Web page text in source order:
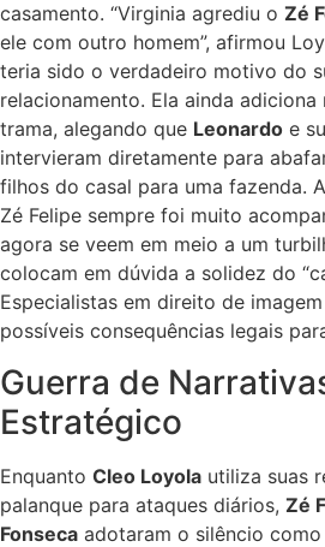
casamento. “Virginia agrediu o Zé
ele com outro homem”, afirmou
teria sido o verdadeiro motivo do
relacionamento. Ela ainda adiciona
trama, alegando que Leonardo e
intervieram diretamente para
filhos do casal para uma fazenda.
Zé Felipe sempre foi muito
agora se veem em meio a um
colocam em dúvida a solidez do
Especialistas em direito de
possíveis consequências legais
Guerra de
Estratégico
Enquanto Cleo Loyola utiliza suas
palanque para ataques diários, Zé
Fonseca adotaram o silêncio